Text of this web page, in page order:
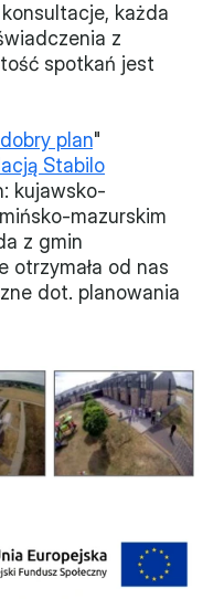
każda
z
spotkań jest
plan"
Stabilo
kujawsko-
mazurskim
z gmin
otrzymała od nas
dot. planowania